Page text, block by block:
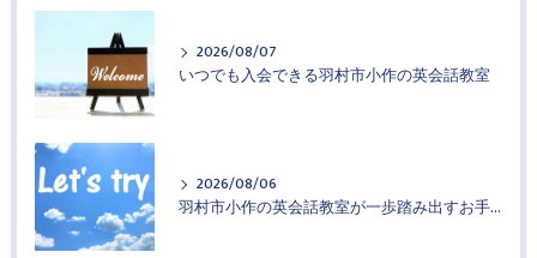
2026/08/07
いつでも入会できる羽村市小作の英会話教室
2026/08/06
羽村市小作の英会話教室が一歩踏み出すお手伝い